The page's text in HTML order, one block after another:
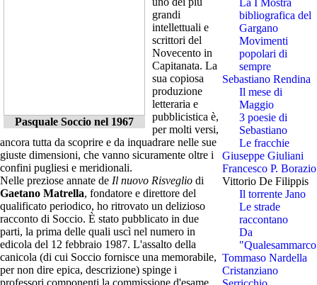
Pasquale Soccio nel 1967
grandi
intellettuali e
scrittori del
Novecento in
Capitanata. La
sua copiosa
produzione
letteraria e
pubblicistica è,
per molti versi,
ancora tutta da scoprire e da inquadrare nelle sue
giuste dimensioni, che vanno sicuramente oltre i
confini pugliesi e meridionali.
Nelle preziose annate de Il nuovo Risveglio di
Gaetano Matrella, fondatore e direttore del
qualificato periodico, ho ritrovato un delizioso
racconto di Soccio. È stato pubblicato in due
parti, la prima delle quali uscì nel numero in
edicola del 12 febbraio 1987. L'assalto della
canicola (di cui Soccio fornisce una memorabile,
per non dire epica, descrizione) spinge i
professori componenti la commissione d'esame
bibliografica del
Gargano
Movimenti
popolari di
sempre
Sebastiano Rendina
Il mese di
Maggio
3 poesie di
Sebastiano
Le fracchie
Giuseppe Giuliani
Francesco P. Borazio
Vittorio De Filippis
Il torrente Jano
Le strade
raccontano
Da
Tommaso Nardella
Cristanziano